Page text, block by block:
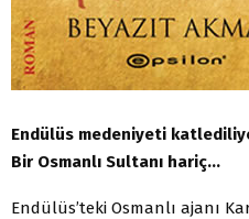
Endülüs medeniyeti
Bir Osmanlı Sultanı hariç…
Endülüs’teki Osmanlı ajanı